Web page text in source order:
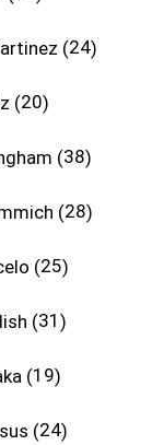
24
20
38
28
25
31
19
24